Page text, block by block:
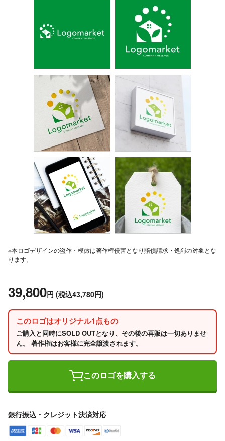
※本ロゴデザインの盗作・模倣は著作権侵害となり賠償請求・処罰の対象とな
ります。
39,800円 (税込43,780円)
このロゴはオリジナル1点もの
ご購入と同時にSOLD OUTとなり、その後の再販は一切ありませ
ん。 著作権はお客様に完全譲渡されます。
このロゴを購入する
銀行振込・クレジット決済対応